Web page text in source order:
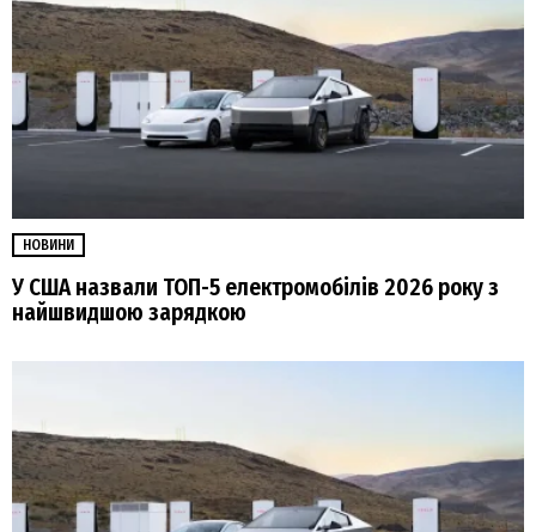
НОВИНИ
У США назвали ТОП-5 електромобілів 2026 року з
найшвидшою зарядкою